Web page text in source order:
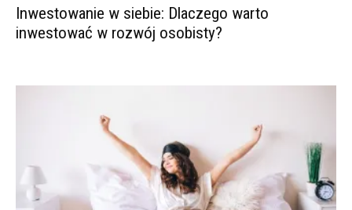
Inwestowanie w siebie: Dlaczego warto
inwestować w rozwój osobisty?